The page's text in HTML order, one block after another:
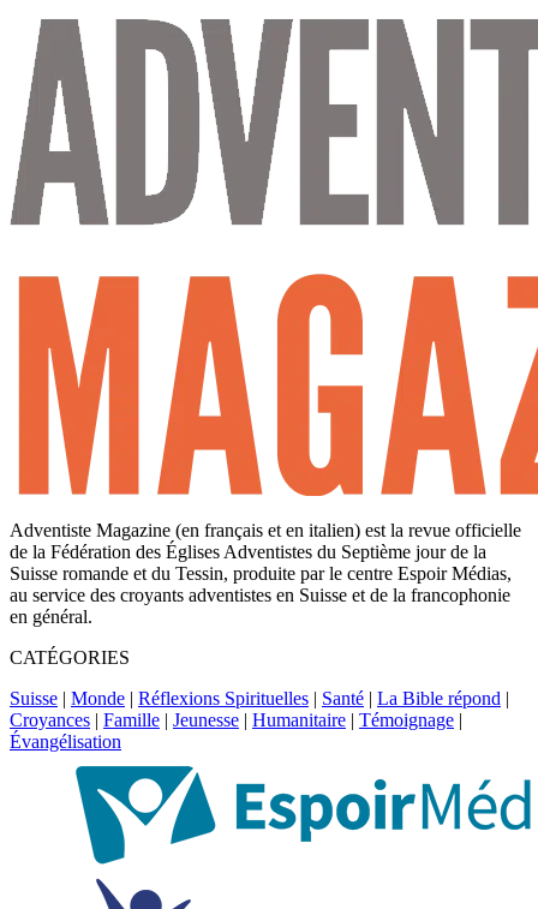
Adventiste Magazine (en français et en italien) est la revue officielle
de la Fédération des Églises Adventistes du Septième jour de la
Suisse romande et du Tessin, produite par le centre Espoir Médias,
au service des croyants adventistes en Suisse et de la francophonie
en général.
CATÉGORIES
Suisse | Monde | Réflexions Spirituelles | Santé | La Bible répond |
Croyances | Famille | Jeunesse | Humanitaire | Témoignage |
Évangélisation